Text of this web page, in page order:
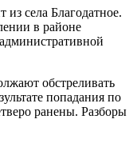
села Благодатное.
в районе
обстреливать
попадания по
ранены. Разборы